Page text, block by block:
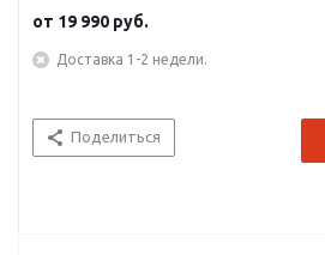
от 19 990 руб.
Доставка 1-2 недели.
Поделиться